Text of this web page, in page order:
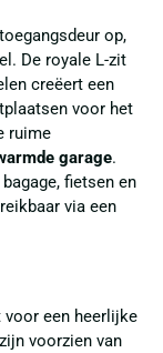
op,
De royale L-zit
creëert een
voor het
ruime
garage.
fietsen en
via een
voor een heerlijke
zijn voorzien van